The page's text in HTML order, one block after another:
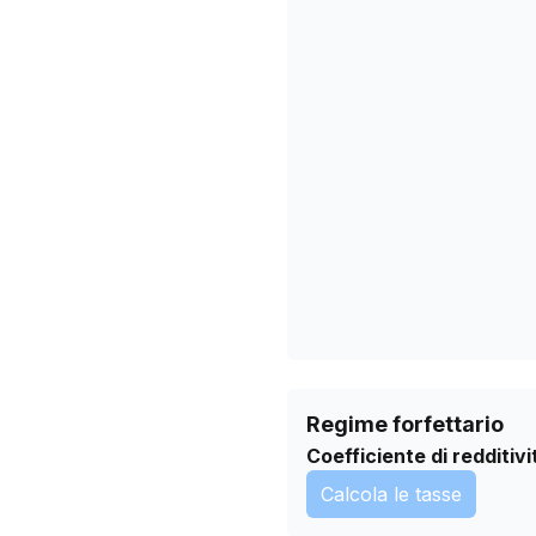
Regime forfettario
Coefficiente di
Calcola le tasse